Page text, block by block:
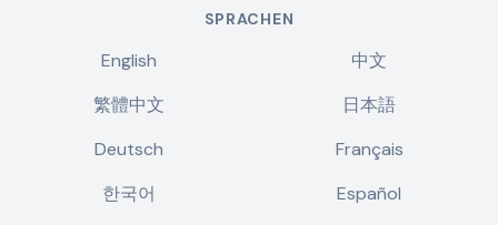
SPRACHEN
English
中文
繁體中文
日本語
Deutsch
Français
한국어
Español